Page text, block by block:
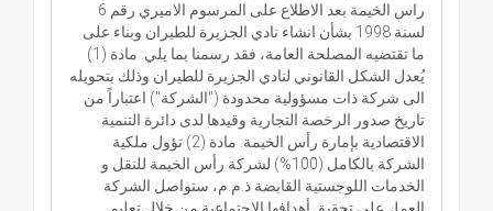
راس الخيمة بعد الاطلاع على المرسوم الاميري رقم 6
لسنة 1998 بشأن انشاء نادي الجزيرة للطيران وبناء على
ما تقتضيه المصلحة العامة، فقد رسمنا بما يلي: مادة (1)
يُعدل الشكل القانوني لنادي الجزيرة للطيران وذلك بتحويله
الى شركة ذات مسؤولية محدودة ("الشركة") اعتباراً من
تاريخ صدور الرخصة التجارية وقيدها لدى دائرة التنمية
الاقتصادية بإمارة رأس الخيمة. مادة (2) تؤول ملكية
الشركة بالكامل (100%) لشركة رأس الخيمة للنقل و
الخدمات اللوجستية القابضة ذ.م.م، ستواصل الشركة